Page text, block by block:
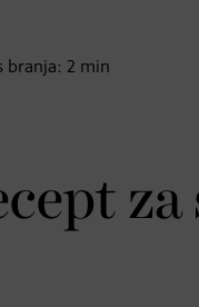
branja: 2 min
za